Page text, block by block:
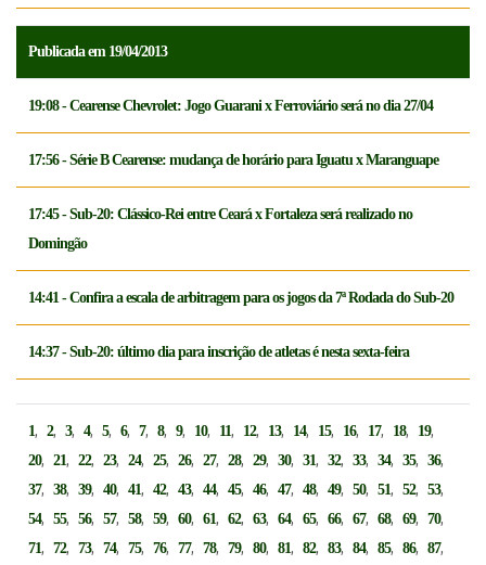
Publicada em 19/04/2013
19:08 - Cearense Chevrolet: Jogo Guarani x Ferroviário será no dia 27/04
17:56 - Série B Cearense: mudança de horário para Iguatu x Maranguape
17:45 - Sub-20: Clássico-Rei entre Ceará x Fortaleza será realizado no
Domingão
14:41 - Confira a escala de arbitragem para os jogos da 7ª Rodada do Sub-20
14:37 - Sub-20: último dia para inscrição de atletas é nesta sexta-feira
1,2,3,4,5,6,7,8,9, 10, 11, 12, 13, 14, 15, 16, 17, 18, 19,
20,21,22,23,24,25,26,27,28,29,30,31,32,33,34,35,36,
37,38,39,40,41,42,43,44,45,46,47,48,49,50,51,52,53,
54,55,56,57,58,59,60,61,62,63,64,65,66,67,68,69,70,
71,72,73,74,75,76,77,78,79,80,81,82,83,84,85,86,87,